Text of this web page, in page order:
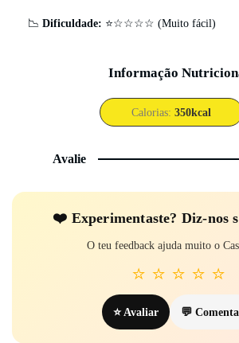
📉 Dificuldade: ⭐☆☆☆☆ (Muito fácil)
Informação
Calorias: 350kcal
Avalie
❤️ Experi­mentaste? Diz-nos
O teu feedback ajuda muito o
⭐ ⭐ ⭐ ⭐ ⭐
⭐ Avaliar 💬